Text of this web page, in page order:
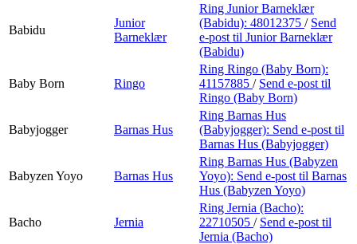
Babidu
Junior
Barneklær
Ring Junior Barneklær
(Babidu): 48012375 / Send
e-post til Junior Barneklær
(Babidu)
Baby Born Ringo
Ring Ringo (Baby Born):
41157885 / Send e-post til
Ringo (Baby Born)
Babyjogger Barnas Hus
Ring Barnas Hus
(Babyjogger): Send e-post til
Barnas Hus (Babyjogger)
Babyzen Yoyo Barnas Hus
Ring Barnas Hus (Babyzen
Yoyo): Send e-post til Barnas
Hus (Babyzen Yoyo)
Bacho Jernia
Ring Jernia (Bacho):
22710505 / Send e-post til
Jernia (Bacho)